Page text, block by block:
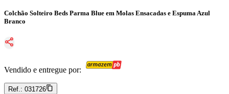
Colchão Solteiro Beds Parma Blue em Molas Ensacadas e Espuma Azul
Branco
Vendido e entregue por:
Ref.: 031726